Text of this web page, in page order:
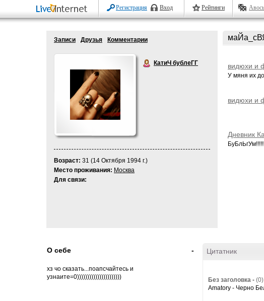
Регистрация Вход Рейтинги Авось
Записи Друзья Комментарии
КатиЧ бублеГГ
Возраст: 31 (14 Октября 1994 г.)
Место проживания: Москва
Для связи:
видюхи и
У мяня их
видюхи и
Дневник
-
О себе
хз чо сказать...поапсчайтесь и
узнаите=0))))))))))))))))))))))
Цитатник
Без заголовка - (0)
Amatory - Черно